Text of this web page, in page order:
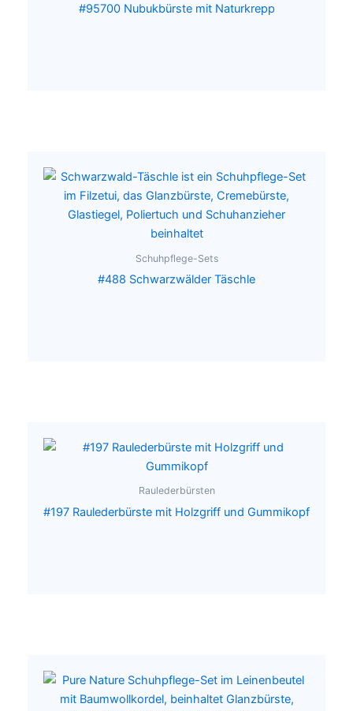
#95700 Nubukbürste mit Naturkrepp
Schuhpflege-Sets
#488 Schwarzwälder Täschle
Raulederbürsten
#197 Raulederbürste mit Holzgriff und Gummikopf